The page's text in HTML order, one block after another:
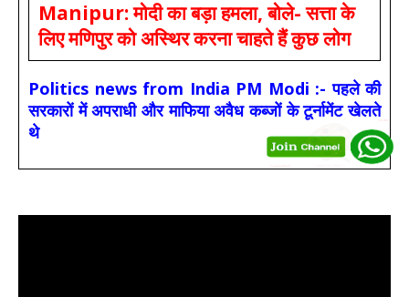
Manipur: मोदी का बड़ा हमला, बोले- सत्ता के
लिए मणिपुर को अस्थिर करना चाहते हैं कुछ लोग
Politics news from India PM Modi :- पहले की
सरकारों में अपराधी और माफिया अवैध कब्जों के टूर्नामेंट खेलते
थे